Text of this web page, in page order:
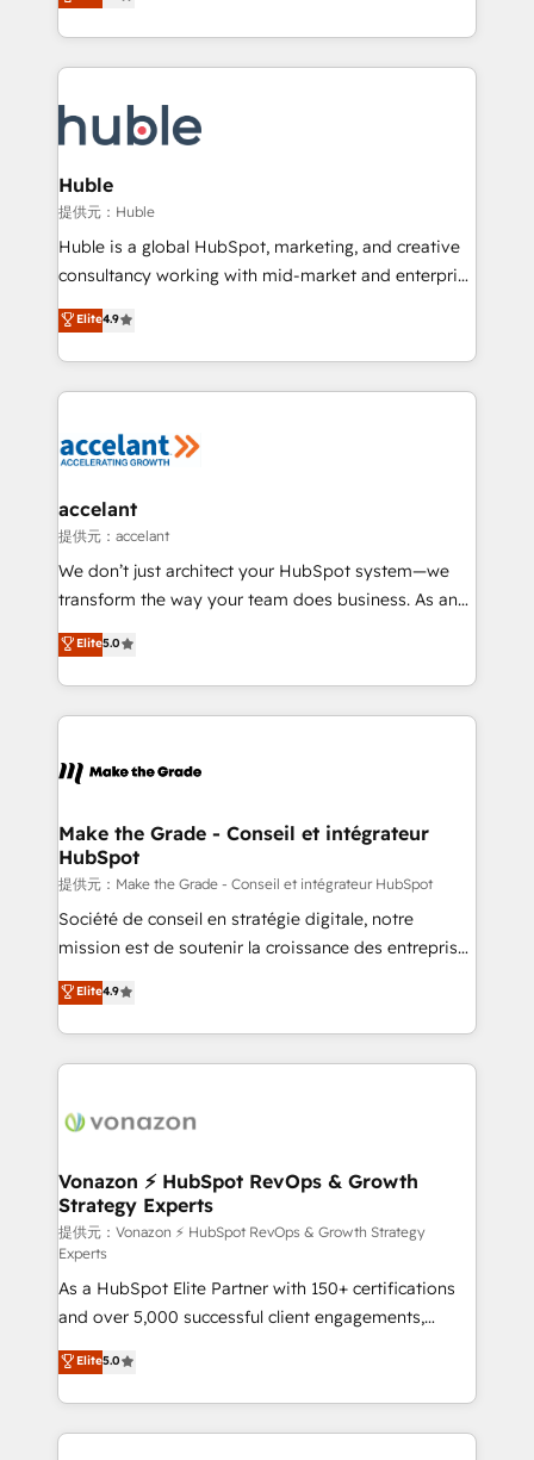
Sales Enablement HubSpot Impact Award 🏆2015
HubSpot COS Performance Award 🏆2014 HubSpot
COS Design Award 🏆2013 HubSpot Marketplace
Partner 📆Founded in 1997
developing a new website to lead generation and
digital marketing; we do it all (and with great
results)! In short, our services include: - HubSpot
HubSpot development: websites, custom modules,
integrations - Marketing & sales solutions: digital
marketing, advertising, campaigns, content and
design We connect people, data and technology to
improve customer experiences. With our bright
people, exciting ideas and can-do mentality, we
your challenge; our passionate and growth driven
team of 100+ experts is ready for you! Driving digital
Huble
提供元：Huble
Huble is a global HubSpot, marketing, and creative
consultancy working with mid-market and enterprise
businesses. We go beyond implementation, shaping
the strategy, processes, and teams that turn
HubSpot into a genuine growth engine. Named
HubSpot's Global Partner of the Year in 2024,
worldwide, and with over 15 years in the ecosystem,
One company, one operating model, delivering
across offices and consulting teams in the UK, USA,
Canada, Germany, France, Belgium, Singapore, and
South Africa. Certified compliant with ISO/IEC
international offices and 175+ employees.
Elite4.9
accelant
提供元：accelant
We don’t just architect your HubSpot system—we
transform the way your team does business. As an
Elite HubSpot Solutions Partner, we specialize in
creating tailored, end-to-end CRM solutions that
accelerate growth, improve operational efficiency,
and ensure faster time to value on HubSpot. What
day one, our team takes the time to deeply
strategies that deliver impactful results. Our mission
is to empower you to unlock HubSpot’s full potential
—faster. Through expert training, unmatched
responsiveness, and ongoing support, we equip
your team to adopt new systems with confidence
customer engagement.
Elite5.0
Make the Grade - Conseil et intégrateur
HubSpot
提供元：Make the Grade - Conseil et intégrateur HubSpot
Société de conseil en stratégie digitale, notre
mission est de soutenir la croissance des entreprises
B2B à travers l’acquisition de nouveaux clients,
l'intégration CRM et le développement des revenus
auprès de vos comptes existants. En France et à
l'international, nous travaillons avec des ETI
delà d’une simple transformation digitale et des
➤ L’intégration de CRM et de méthodologie RevOps
pour aligner les équipes marketing, commerciales et
support client (data migration, synchronisation API,
audit et maintenance) ➤ La création de sites internet
de conversion qui transforment les visiteurs en
opportunités d'affaires ➤ La mise en place de
stratégies d'acquisition marketing (SEO, SEA,
inbound, automatisation marketing, ABM, IA,
emailing) Informations clés : - 10 ans d'expérience -
100+ intégrations CRM HubSpot réussies - 40
Elite4.9
Vonazon ⚡ HubSpot RevOps & Growth
Strategy Experts
提供元：Vonazon ⚡ HubSpot RevOps & Growth Strategy
Experts
As a HubSpot Elite Partner with 150+ certifications
and over 5,000 successful client engagements,
Vonazon turns marketing complexity into
measurable, scalable growth. From onboarding to
enterprise-grade campaigns, our in-house team
builds scalable strategies that drive long-term
Elite5.0